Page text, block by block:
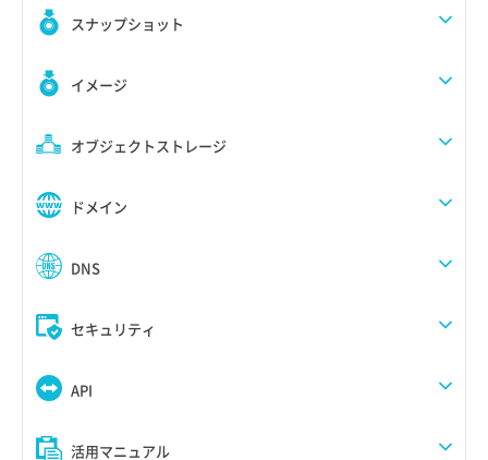
スナップショット
イメージ
オブジェクトストレージ
ドメイン
DNS
セキュリティ
API
活用マニュアル